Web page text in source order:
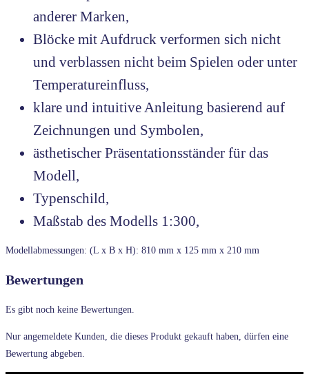
anderer Marken,
Blöcke mit Aufdruck verformen sich nicht
und verblassen nicht beim Spielen oder unter
Temperatureinfluss,
klare und intuitive Anleitung basierend auf
Zeichnungen und Symbolen,
ästhetischer Präsentationsständer für das
Modell,
Typenschild,
Maßstab des Modells 1:300,
Modellabmessungen: (L x B x H): 810 mm x 125 mm x 210 mm
Bewertungen
Es gibt noch keine Bewertungen.
Nur angemeldete Kunden, die dieses Produkt gekauft haben, dürfen eine
Bewertung abgeben.